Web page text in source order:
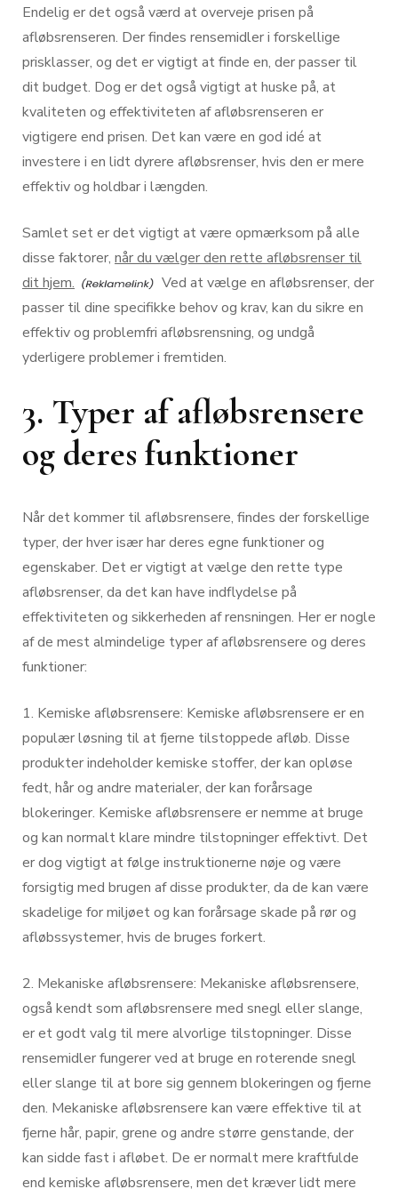
Endelig er det også værd at overveje prisen på
afløbsrenseren. Der findes rensemidler i forskellige
prisklasser, og det er vigtigt at finde en, der passer til
dit budget. Dog er det også vigtigt at huske på, at
kvaliteten og effektiviteten af afløbsrenseren er
vigtigere end prisen. Det kan være en god idé at
investere i en lidt dyrere afløbsrenser, hvis den er mere
effektiv og holdbar i længden.
Samlet set er det vigtigt at være opmærksom på alle
disse faktorer, når du vælger den rette afløbsrenser til
dit hjem.
Ved at vælge en afløbsrenser, der
passer til dine specifikke behov og krav, kan du sikre en
effektiv og problemfri afløbsrensning, og undgå
yderligere problemer i fremtiden.
3. Typer af afløbsrensere
og deres funktioner
Når det kommer til afløbsrensere, findes der forskellige
typer, der hver især har deres egne funktioner og
egenskaber. Det er vigtigt at vælge den rette type
afløbsrenser, da det kan have indflydelse på
effektiviteten og sikkerheden af rensningen. Her er nogle
af de mest almindelige typer af afløbsrensere og deres
funktioner:
1. Kemiske afløbsrensere: Kemiske afløbsrensere er en
populær løsning til at fjerne tilstoppede afløb. Disse
produkter indeholder kemiske stoffer, der kan opløse
fedt, hår og andre materialer, der kan forårsage
blokeringer. Kemiske afløbsrensere er nemme at bruge
og kan normalt klare mindre tilstopninger effektivt. Det
er dog vigtigt at følge instruktionerne nøje og være
forsigtig med brugen af disse produkter, da de kan være
skadelige for miljøet og kan forårsage skade på rør og
afløbssystemer, hvis de bruges forkert.
2. Mekaniske afløbsrensere: Mekaniske afløbsrensere,
også kendt som afløbsrensere med snegl eller slange,
er et godt valg til mere alvorlige tilstopninger. Disse
rensemidler fungerer ved at bruge en roterende snegl
eller slange til at bore sig gennem blokeringen og fjerne
den. Mekaniske afløbsrensere kan være effektive til at
fjerne hår, papir, grene og andre større genstande, der
kan sidde fast i afløbet. De er normalt mere kraftfulde
end kemiske afløbsrensere, men det kræver lidt mere